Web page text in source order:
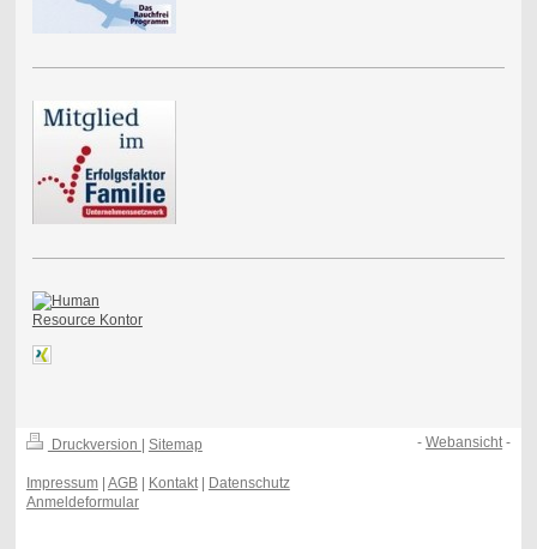
Druckversion Sitemap
Impressum| AGB| Kontakt|
Datenschutz
Anmeldeformular
-Webansicht-